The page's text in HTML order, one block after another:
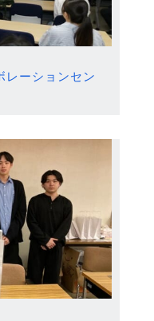
レーションセン